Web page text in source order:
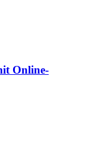
Online-